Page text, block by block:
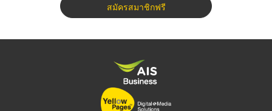
สมัครสมาชิกฟรี